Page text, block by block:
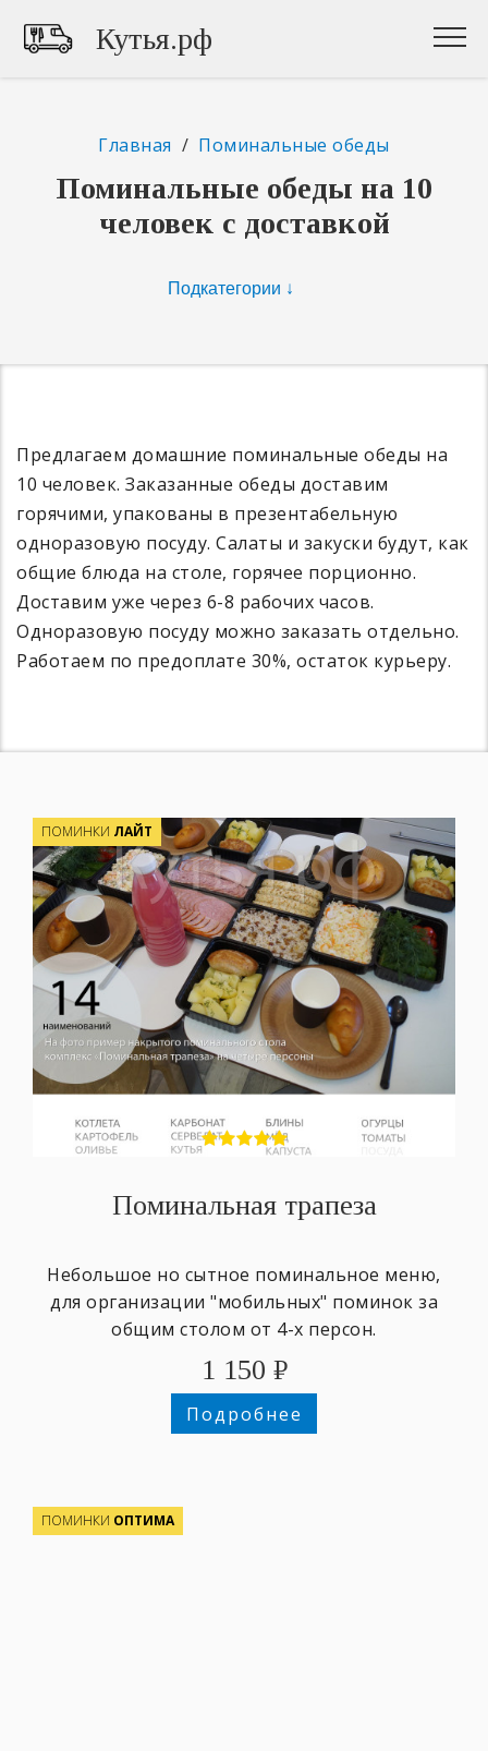
Кутья.рф
Главная / Поминальные обеды
Поминальные обеды на 10
человек с доставкой
Предлагаем домашние поминальные обеды на
10 человек. Заказанные обеды доставим
горячими, упакованы в презентабельную
одноразовую посуду. Салаты и закуски будут, как
общие блюда на столе, горячее порционно.
Доставим уже через 6-8 рабочих часов.
Одноразовую посуду можно заказать отдельно.
Работаем по предоплате 30%, остаток курьеру.
ПОМИНКИ ЛАЙТ
Поминальная трапеза
Небольшое но сытное поминальное меню,
для организации "мобильных" поминок за
общим столом от 4-х персон.
1 150 ₽
Подробнее
ПОМИНКИ ОПТИМА